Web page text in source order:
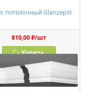
потолочный Glanzepol
810,00 ₽/шт
Купить